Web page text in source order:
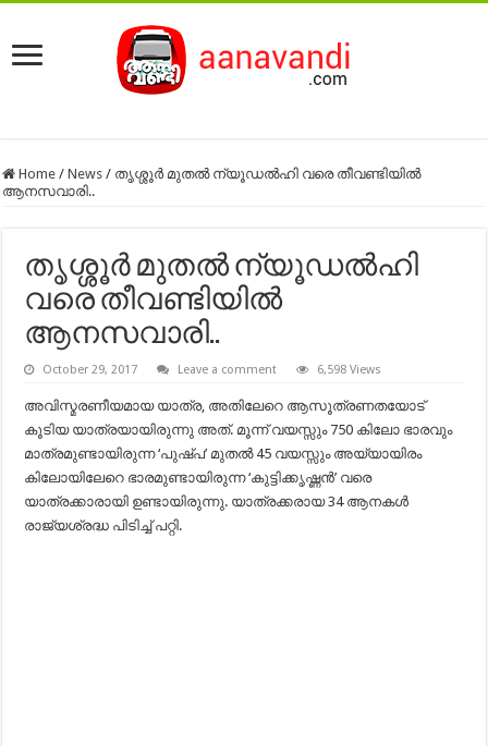
Home / News / തൃശ്ശൂർ മുതൽ ന്യൂഡൽഹി വരെ തീവണ്ടിയില്‍
ആനസവാരി..
തൃശ്ശൂർ മുതൽ ന്യൂഡൽഹി
വരെ തീവണ്ടിയില്‍
ആനസവാരി..
October 29, 2017 Leave a comment 6,598 Views
അവിസ്മരണീയമായ യാത്ര, അതിലേറെ ആസൂത്രണതയോട്‌‌
കൂടിയ യാത്രയായിരുന്നു അത്‌. മൂന്ന് വയസ്സും 750 കിലോ ഭാരവും
മാത്രമുണ്ടായിരുന്ന ‘പുഷ്പ’ മുതൽ 45 വയസ്സും അയ്യായിരം
കിലോയിലേറെ ഭാരമുണ്ടായിരുന്ന ‘കുട്ടിക്കൃഷ്ണൻ’ വരെ
യാത്രക്കാരായി ഉണ്ടായിരുന്നു. യാത്രക്കരായ 34 ആനകൾ
രാജ്യശ്രദ്ധ പിടിച്ച്‌ പറ്റി.